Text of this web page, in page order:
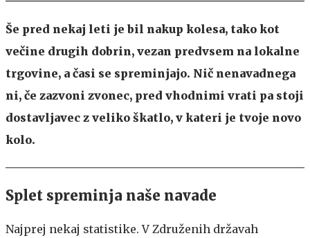
Še pred nekaj leti je bil nakup kolesa, tako kot
večine drugih dobrin, vezan predvsem na lokalne
trgovine, a časi se spreminjajo. Nič nenavadnega
ni, če zazvoni zvonec, pred vhodnimi vrati pa stoji
dostavljavec z veliko škatlo, v kateri je tvoje novo
kolo.
Splet spreminja naše navade
Najprej nekaj statistike. V Združenih državah